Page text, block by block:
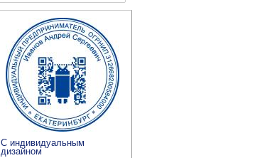
С индивидуальным
дизайном